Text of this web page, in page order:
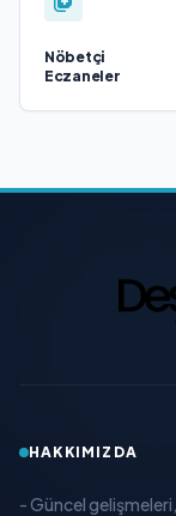
Nöbetçi
Eczaneler
HAKKIMIZDA
- Güncel gelişmeleri,